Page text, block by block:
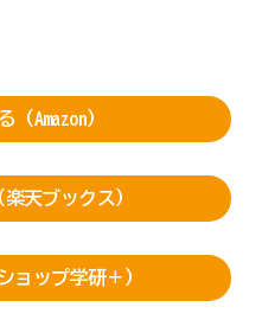
Amazon）
天ブックス）
ョップ学研＋）